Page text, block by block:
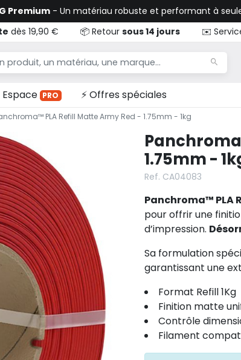
Premium - Un matériau robuste et performant à
dès 19,90 € 📦 Retour sous 14 jours ✉️
Espace PRO ⚡ Offres spéciales
PLA Refill Matte Army Red - 1.75mm - 1kg
1.75mm -
Ref. CA04083
Panchroma™ PLA
pour offrir une
d’impression.
Sa formulation
garantissant une
Format Refill 1Kg
Finition matte
Contrôle
Filament